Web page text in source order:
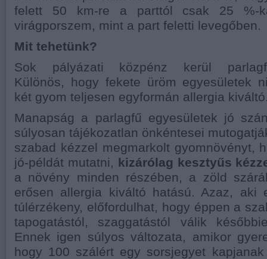
felett 50 km-re a parttól csak 25 %-
virágporszem, mint a part feletti levegőben.
Mit tehetünk?
Sok pályázati közpénz kerül
Különös, hogy fekete üröm egyesületek
két gyom teljesen egyformán allergia
Manapság a parlagfű egyesületek jó
súlyosan tájékozatlan önkéntesei
szabad kézzel megmarkolt gyomnövényt,
jó-példát mutatni, kizárólag kesztyűs
a növény minden részében, a zöld
erősen allergia kiváltó hatású. Azaz, aki
túlérzékeny, előfordulhat, hogy éppen a
tapogatástól, szaggatástól válik
Ennek igen súlyos változata, amikor
hogy 100 szálért egy sorsjegyet